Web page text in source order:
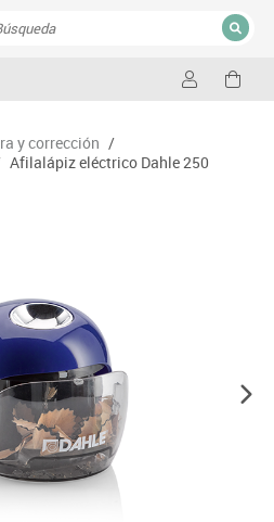
CERRAR
y corrección /
Afilalápiz eléctrico Dahle 250